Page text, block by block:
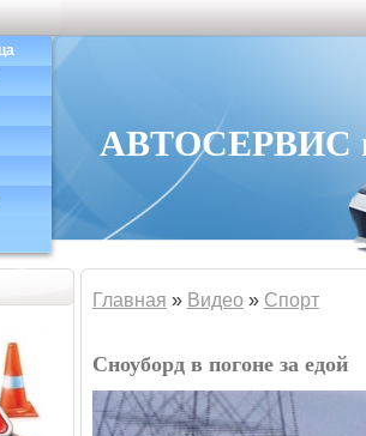
АВТОСЕРВИС в
Главная » Видео » Спорт
Сноуборд в погоне за едой